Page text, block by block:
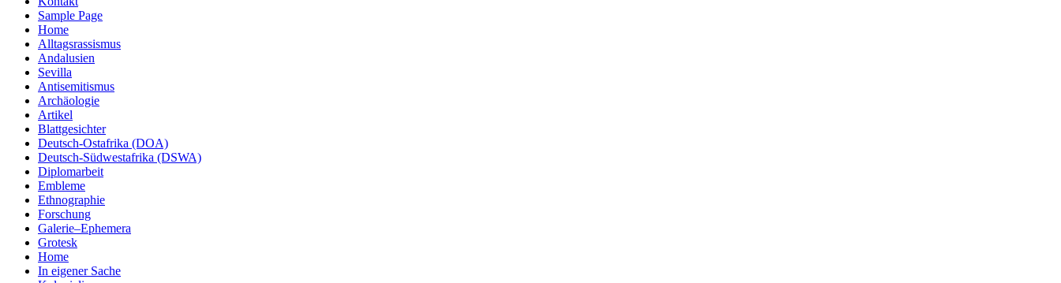
Sample Page
Home
Alltagsrassismus
Andalusien
Sevilla
Antisemitismus
Archäologie
Artikel
Blattgesichter
Deutsch-Ostafrika (DOA)
Deutsch-Südwestafrika (DSWA)
Diplomarbeit
Embleme
Ethnographie
Forschung
Galerie–Ephemera
Grotesk
Home
In eigener Sache